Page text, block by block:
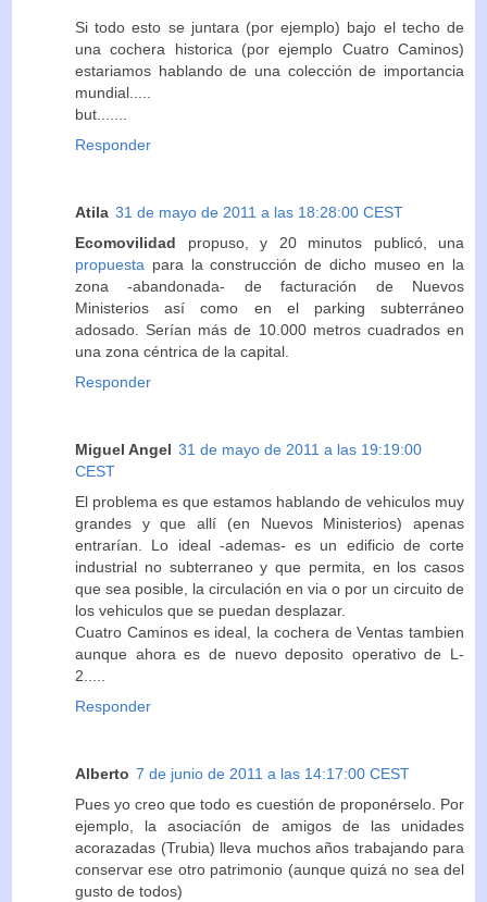
Si todo esto se juntara (por ejemplo) bajo el techo de
una cochera historica (por ejemplo Cuatro Caminos)
estariamos hablando de una colección de importancia
mundial.....
but.......
Responder
Atila 31 de mayo de 2011 a las 18:28:00 CEST
Ecomovilidad propuso, y 20 minutos publicó, una
propuesta para la construcción de dicho museo en la
zona -abandonada- de facturación de Nuevos
Ministerios así como en el parking subterráneo
adosado. Serían más de 10.000 metros cuadrados en
una zona céntrica de la capital.
Responder
Miguel Angel 31 de mayo de 2011 a las 19:19:00
CEST
El problema es que estamos hablando de vehiculos muy
grandes y que allí (en Nuevos Ministerios) apenas
entrarían. Lo ideal -ademas- es un edificio de corte
industrial no subterraneo y que permita, en los casos
que sea posible, la circulación en via o por un circuito de
los vehiculos que se puedan desplazar.
Cuatro Caminos es ideal, la cochera de Ventas tambien
aunque ahora es de nuevo deposito operativo de L-
2.....
Responder
Alberto 7 de junio de 2011 a las 14:17:00 CEST
Pues yo creo que todo es cuestión de proponérselo. Por
ejemplo, la asociacíón de amigos de las unidades
acorazadas (Trubia) lleva muchos años trabajando para
conservar ese otro patrimonio (aunque quizá no sea del
gusto de todos)